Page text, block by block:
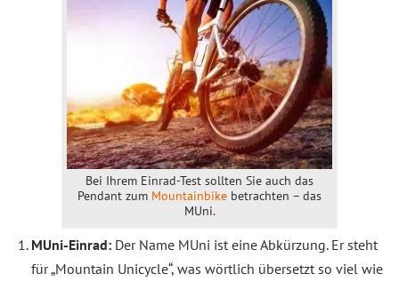
Bei Ihrem Einrad-Test sollten Sie auch das
Pendant zum Mountainbike betrachten – das
MUni.
MUni-Einrad: Der Name MUni ist eine Abkürzung. Er steht
für „Mountain Unicycle“, was wörtlich übersetzt so viel wie